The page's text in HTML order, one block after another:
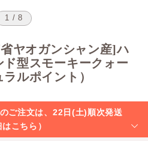
1 / 8
ヤオガンシャン産]ハ
型スモーキークォー
ルポイント）
ご注文は、22日(土)順次発送
こちら）